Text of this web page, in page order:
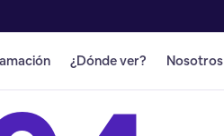
¿Dónde ver? Nosotros